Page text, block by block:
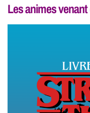
Les animes